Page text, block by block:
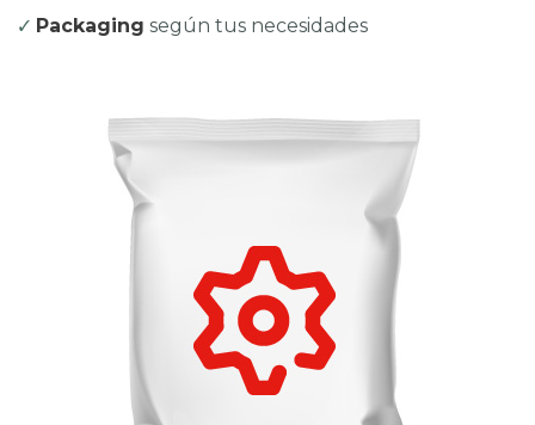
Packaging según tus necesidades